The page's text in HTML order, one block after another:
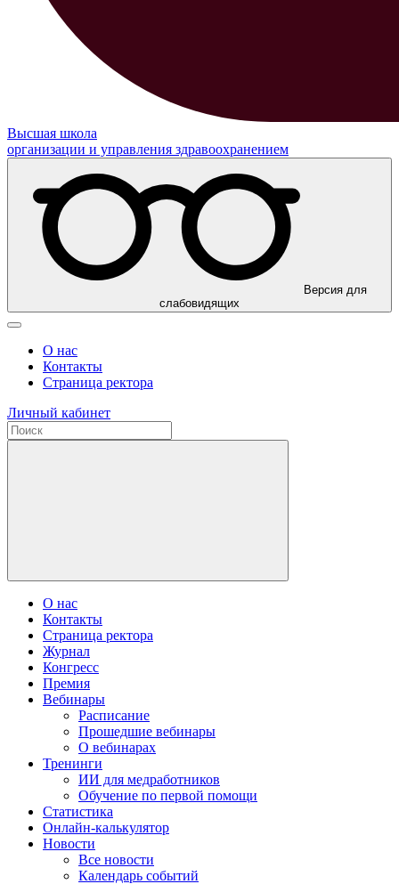
Высшая школа
организации и управления здравоохранением
Версия для
слабовидящих
О нас
Контакты
Страница ректора
Личный кабинет
О нас
Контакты
Страница ректора
Журнал
Конгресс
Премия
Вебинары
Расписание
Прошедшие вебинары
О вебинарах
Тренинги
ИИ для медработников
Обучение по первой помощи
Статистика
Онлайн-калькулятор
Новости
Все новости
Календарь событий